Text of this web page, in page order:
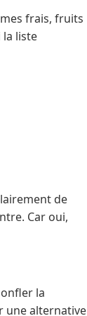
frais, fruits
la liste
de
Car oui,
la
une alternative